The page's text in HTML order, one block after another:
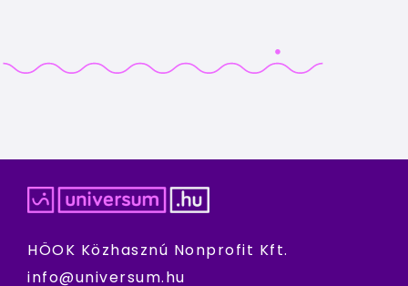
HÖOK Közhasznú Nonprofit Kft.
info@universum.hu